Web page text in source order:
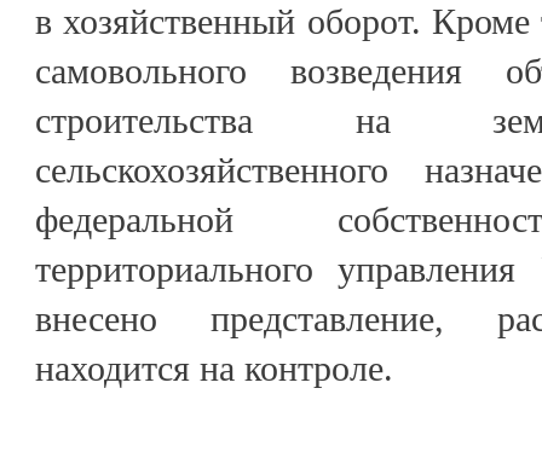
в хозяйственный оборот.
самовольного возведения
строительства на
сельскохозяйственного
федеральной
территориального
внесено представление,
находится на контроле.